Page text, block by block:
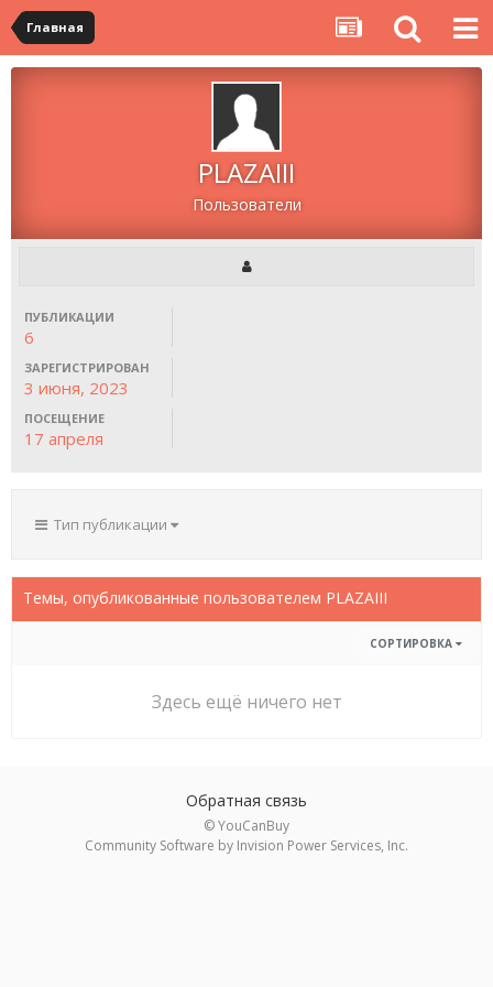
Главная
PLAZAIII
Пользователи
ПУБЛИКАЦИИ
6
ЗАРЕГИСТРИРОВАН
3 июня, 2023
ПОСЕЩЕНИЕ
17 апреля
Тип публикации
Темы, опубликованные пользователем PLAZAIII
СОРТИРОВКА
Здесь ещё ничего нет
Обратная связь
© YouCanBuy
Community Software by Invision Power Services, Inc.